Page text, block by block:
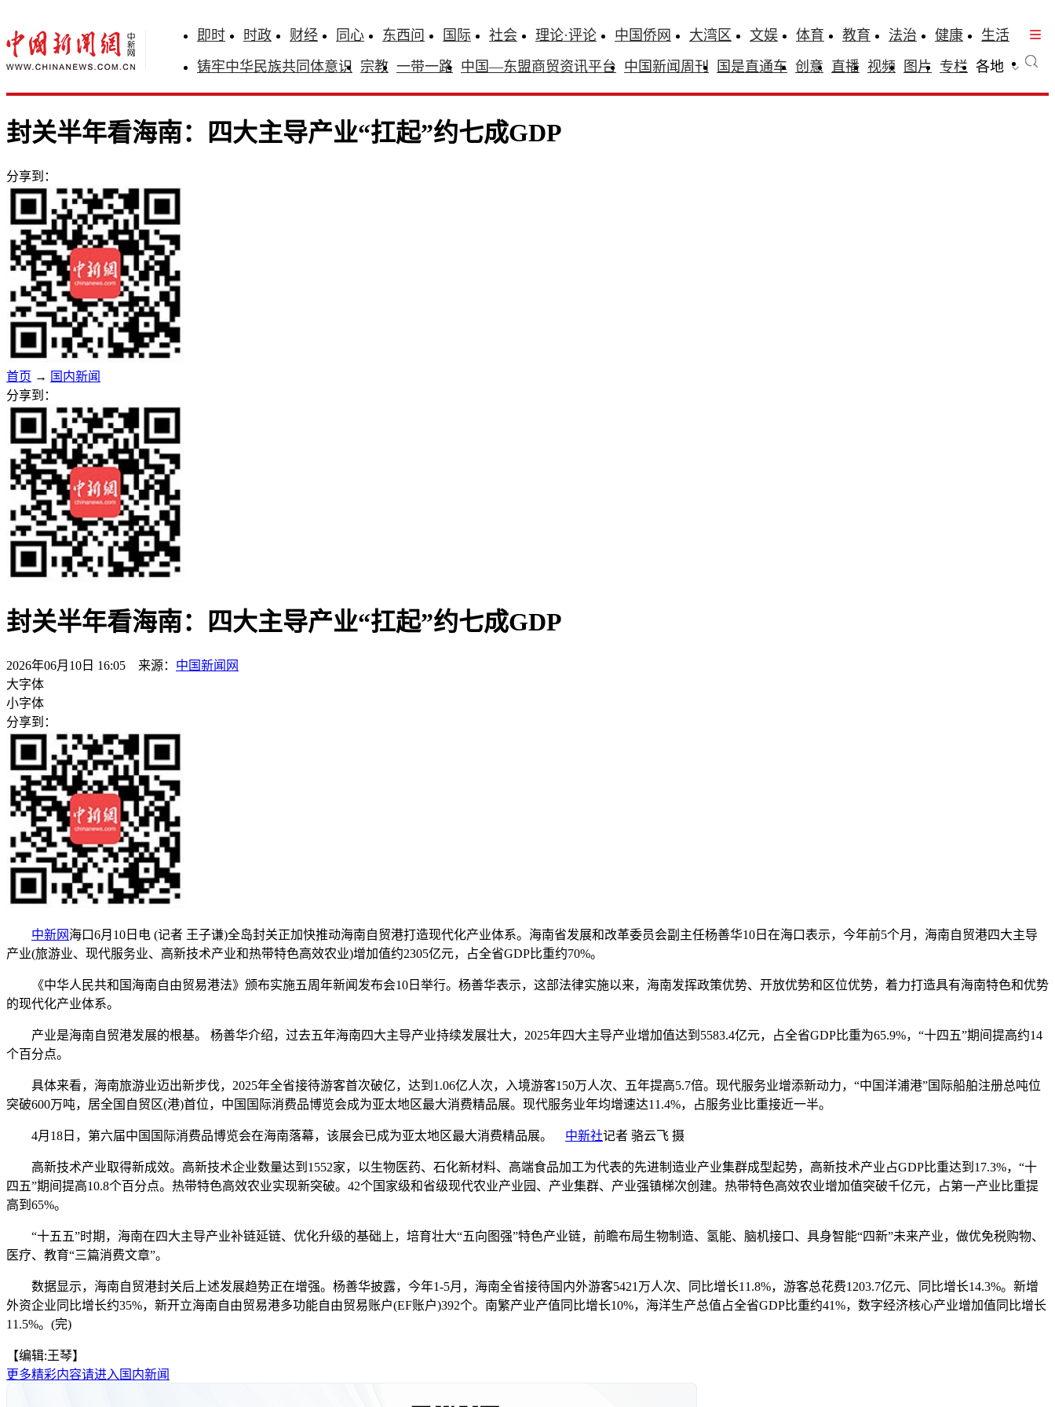
即时 时政 财经 同心 东西问 国际 社会 理论·评论 中国侨网 大湾区 文娱 体育 教育 法治 健康
生活
铸牢中华民族共同体意识 宗教 一带一路 中国—东盟商贸资讯平台 中国新闻周刊 国是直通车 创意 直播 视频 图片 专栏 各地
封关半年看海南：四大主导产业“扛起”约七成GDP
分享到：
首页 → 国内新闻
分享到：
封关半年看海南：四大主导产业“扛起”约七成GDP
2026年06月10日 16:05 来源： 中国新闻网
大字体
小字体
分享到：
中新网 海口6月10日电 (记者 王子谦)全岛封关正加快推动海南自贸港打造现代化产业体系。海南省发展和改革委员会副主任杨善华10日在海口表示，今年前5个月，海南自贸港四大主导
产业(旅游业、现代服务业、高新技术产业和热带特色高效农业)增加值约2305亿元，占全省GDP比重约70%。
《中华人民共和国海南自由贸易港法》颁布实施五周年新闻发布会10日举行。杨善华表示，这部法律实施以来，海南发挥政策优势、开放优势和区位优势，着力打造具有海南特色和优势
的现代化产业体系。
产业是海南自贸港发展的根基。 杨善华介绍，过去五年海南四大主导产业持续发展壮大，2025年四大主导产业增加值达到5583.4亿元，占全省GDP比重为65.9%，“十四五”期间提高约14
个百分点。
具体来看，海南旅游业迈出新步伐，2025年全省接待游客首次破亿，达到1.06亿人次，入境游客150万人次、五年提高5.7倍。现代服务业增添新动力，“中国洋浦港”国际船舶注册总吨位
突破600万吨，居全国自贸区(港)首位，中国国际消费品博览会成为亚太地区最大消费精品展。现代服务业年均增速达11.4%，占服务业比重接近一半。
4月18日，第六届中国国际消费品博览会在海南落幕，该展会已成为亚太地区最大消费精品展。 中新社记者 骆云飞 摄
高新技术产业取得新成效。高新技术企业数量达到1552家，以生物医药、石化新材料、高端食品加工为代表的先进制造业产业集群成型起势，高新技术产业占GDP比重达到17.3%，“十
四五”期间提高10.8个百分点。热带特色高效农业实现新突破。42个国家级和省级现代农业产业园、产业集群、产业强镇梯次创建。热带特色高效农业增加值突破千亿元，占第一产业比重提
高到65%。
“十五五”时期，海南在四大主导产业补链延链、优化升级的基础上，培育壮大“五向图强”特色产业链，前瞻布局生物制造、氢能、脑机接口、具身智能“四新”未来产业，做优免税购物、
医疗、教育“三篇消费文章”。
数据显示，海南自贸港封关后上述发展趋势正在增强。杨善华披露，今年1-5月，海南全省接待国内外游客5421万人次、同比增长11.8%，游客总花费1203.7亿元、同比增长14.3%。新增
外资企业同比增长约35%，新开立海南自由贸易港多功能自由贸易账户(EF账户)392个。南繁产业产值同比增长10%，海洋生产总值占全省GDP比重约41%，数字经济核心产业增加值同比增长
11.5%。(完)
【编辑:王琴】
更多精彩内容请进入国内新闻